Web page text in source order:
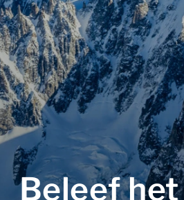
Beleef